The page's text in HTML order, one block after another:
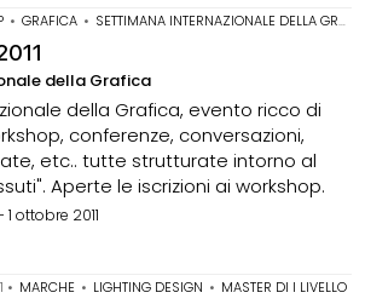
• GRAFICA • SETTIMANA INTERNAZIONALE DELLA GRAFICA
della Grafica
della Grafica, evento ricco di
conferenze, conversazioni,
etc.. tutte strutturate intorno al
Aperte le iscrizioni ai workshop.
ottobre 2011
• MARCHE • LIGHTING DESIGN • MASTER DI I LIVELLO